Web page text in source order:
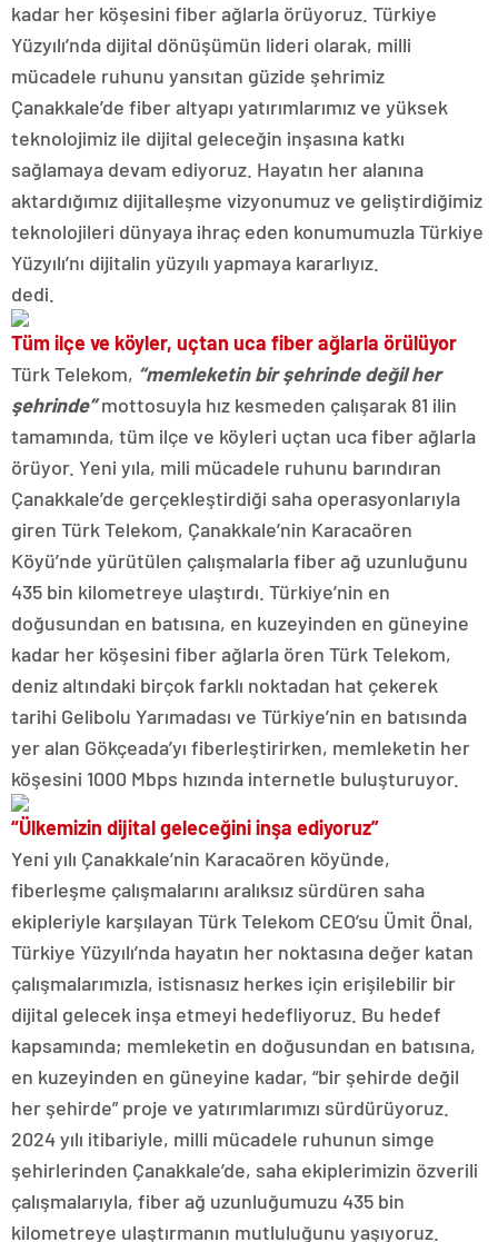
kadar her köşesini fiber ağlarla örüyoruz. Türkiye
Yüzyılı’nda dijital dönüşümün lideri olarak, milli
mücadele ruhunu yansıtan güzide şehrimiz
Çanakkale’de fiber altyapı yatırımlarımız ve yüksek
teknolojimiz ile dijital geleceğin inşasına katkı
sağlamaya devam ediyoruz. Hayatın her alanına
aktardığımız dijitalleşme vizyonumuz ve geliştirdiğimiz
teknolojileri dünyaya ihraç eden konumumuzla Türkiye
Yüzyılı’nı dijitalin yüzyılı yapmaya kararlıyız.
dedi.
Tüm ilçe ve köyler, uçtan uca fiber ağlarla örülüyor
Türk Telekom, “memleketin bir şehrinde değil her
şehrinde”mottosuyla hız kesmeden çalışarak 81 ilin
tamamında, tüm ilçe ve köyleri uçtan uca fiber ağlarla
örüyor. Yeni yıla, mili mücadele ruhunu barındıran
Çanakkale’de gerçekleştirdiği saha operasyonlarıyla
giren Türk Telekom, Çanakkale’nin Karacaören
Köyü’nde yürütülen çalışmalarla fiber ağ uzunluğunu
435 bin kilometreye ulaştırdı. Türkiye’nin en
doğusundan en batısına, en kuzeyinden en güneyine
kadar her köşesini fiber ağlarla ören Türk Telekom,
deniz altındaki birçok farklı noktadan hat çekerek
tarihi Gelibolu Yarımadası ve Türkiye’nin en batısında
yer alan Gökçeada’yı fiberleştirirken, memleketin her
köşesini 1000 Mbps hızında internetle buluşturuyor.
“Ülkemizin dijital geleceğini inşa ediyoruz”
Yeni yılı Çanakkale’nin Karacaören köyünde,
fiberleşme çalışmalarını aralıksız sürdüren saha
ekipleriyle karşılayan Türk Telekom CEO’su Ümit Önal,
Türkiye Yüzyılı’nda hayatın her noktasına değer katan
çalışmalarımızla, istisnasız herkes için erişilebilir bir
dijital gelecek inşa etmeyi hedefliyoruz. Bu hedef
kapsamında; memleketin en doğusundan en batısına,
en kuzeyinden en güneyine kadar, “bir şehirde değil
her şehirde” proje ve yatırımlarımızı sürdürüyoruz.
2024 yılı itibariyle, milli mücadele ruhunun simge
şehirlerinden Çanakkale’de, saha ekiplerimizin özverili
çalışmalarıyla, fiber ağ uzunluğumuzu 435 bin
kilometreye ulaştırmanın mutluluğunu yaşıyoruz.